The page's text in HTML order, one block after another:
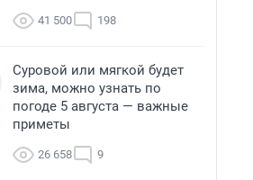
41 500 198
Суровой или мягкой будет
зима, можно узнать по
погоде 5 августа — важные
приметы
26 658 9